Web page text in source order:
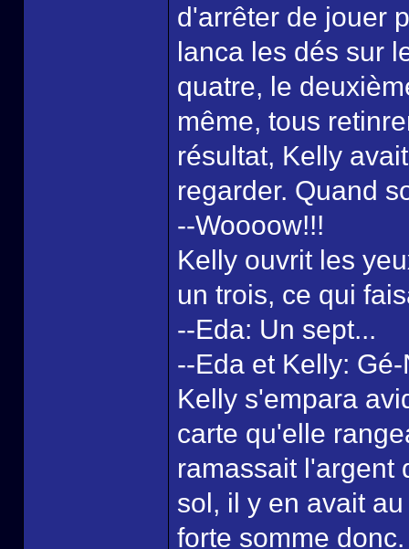
d'arrêter de jouer
lanca les dés sur
quatre, le
même, tous
résultat, Kelly
regarder. Quand
--Woooow!!!
Kelly ouvrit les
un trois, ce qui
--Eda: Un sept...
--Eda et Kelly:
Kelly s'empara
carte qu'elle
ramassait l'argent
sol, il y en avait
forte somme